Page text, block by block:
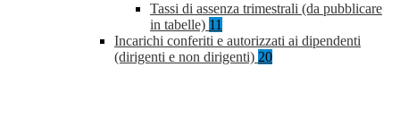
Tassi di assenza trimestrali (da pubblicare
in tabelle) 11
Incarichi conferiti e autorizzati ai dipendenti
(dirigenti e non dirigenti) 20